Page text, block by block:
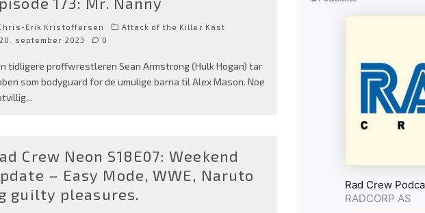
Erik Kristoffersen
Attack of the Killer Kast
20. september 2023
0
tidligere proffwrestleren Sean Armstrong (Hulk Hogan) tar
som bodyguard for de umulige barna til Alex Mason. Noe
...
Crew Neon S18E07: Weekend
– Easy Mode, WWE, Naruto
guilty pleasures.